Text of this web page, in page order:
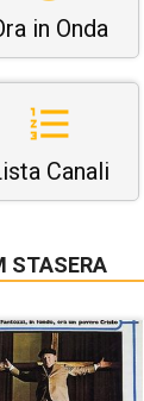
in Onda
Canali
STASERA